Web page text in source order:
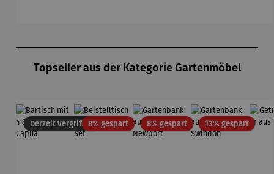
Topseller aus der Kategorie Gartenmöbel
Derzeit vergriffen8% gespartRabatt8% gespartRabatt13% gespartRabatt